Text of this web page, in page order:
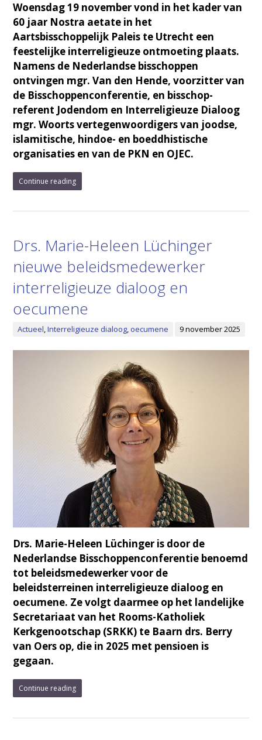
Woensdag 19 november vond in het kader van
60 jaar Nostra aetate in het
Aartsbisschoppelijk Paleis te Utrecht een
feestelijke interreligieuze ontmoeting plaats.
Namens de Nederlandse bisschoppen
ontvingen mgr. Van den Hende, voorzitter van
de Bisschoppenconferentie, en bisschop-
referent Jodendom en Interreligieuze Dialoog
mgr. Woorts vertegenwoordigers van joodse,
islamitische, hindoe- en boeddhistische
organisaties en van de PKN en OJEC.
Continue reading
Drs. Marie-Heleen Lüchinger
nieuwe beleidsmedewerker
interreligieuze dialoog en
oecumene
Actueel,Interreligieuze dialoog, oecumene 9 november 2025
Drs. Marie-Heleen Lüchinger is door de
Nederlandse Bisschoppenconferentie benoemd
tot beleidsmedewerker voor de
beleidsterreinen interreligieuze dialoog en
oecumene. Ze volgt daarmee op het landelijke
Secretariaat van het Rooms-Katholiek
Kerkgenootschap (SRKK) te Baarn drs. Berry
van Oers op, die in 2025 met pensioen is
gegaan.
Continue reading